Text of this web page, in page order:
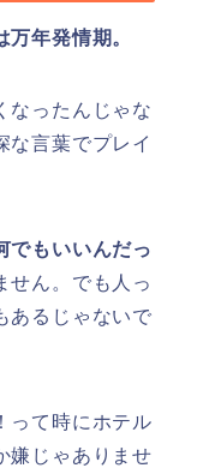
年発情期。
なったんじゃな
な言葉でプレイ
でもいいんだっ
せん。でも人っ
あるじゃないで
って時にホテル
嫌じゃありませ